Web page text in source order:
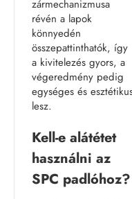
zármechanizmusa
révén a lapok
könnyedén
összepattinthatók, így
a kivitelezés gyors, a
végeredmény pedig
egységes és
lesz.
Kell-e alátétet
használni az
SPC padlóhoz?